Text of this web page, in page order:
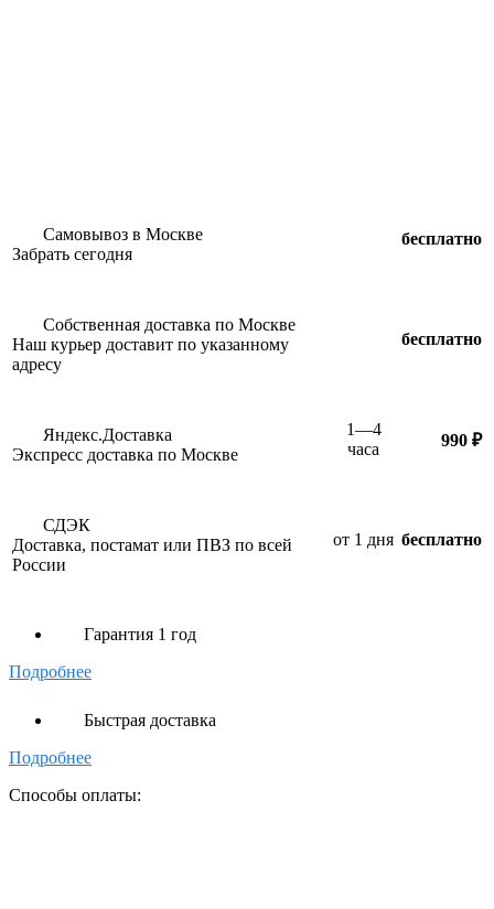
Самовывоз в Москве
Забрать сегодня
бесплатно
Собственная доставка по Москве
Наш курьер доставит по указанному
адресу
бесплатно
Яндекс.Доставка
Экспресс доставка по Москве
1—4
часа
990 ₽
СДЭК
Доставка, постамат или ПВЗ по всей
России
от 1 дня бесплатно
Гарантия 1 год
Подробнее
Быстрая доставка
Подробнее
Способы оплаты: